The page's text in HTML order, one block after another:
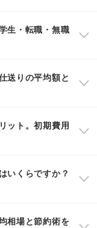
生・転職・無職
送りの平均額と
ット。初期費用
いくらですか？
相場と節約術を